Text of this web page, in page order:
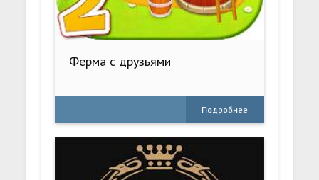
Ферма с друзьями
Подробнее